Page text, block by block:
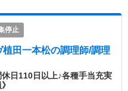
停止
植田一本松の調理師/調理
日110日以上♪各種手当充実